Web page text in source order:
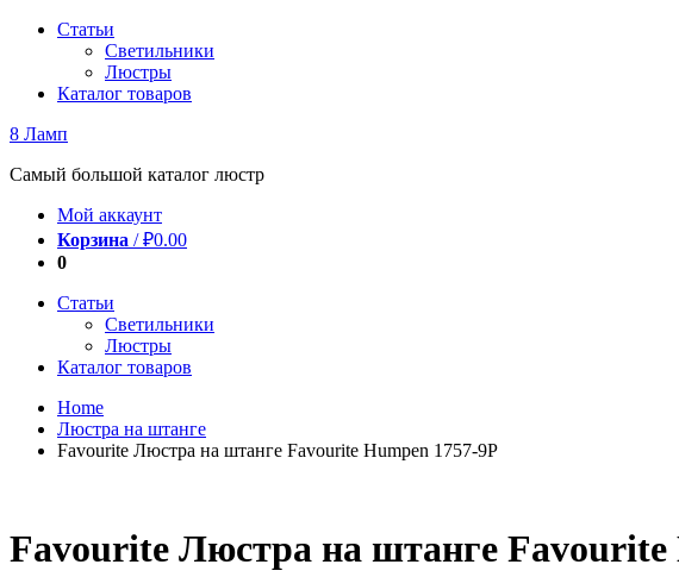
Перейти
содержимому
Статьи
Светильники
Люстры
Каталог товаров
8 Ламп
Самый большой каталог люстр
Мой аккаунт
Корзина /₽0.00
0
Статьи
Светильники
Люстры
Каталог товаров
Home
Люстра на штанге
Favourite Люстра на штанге Favourite Humpen 1757-9P
Favourite Люстра на штанге Favourite